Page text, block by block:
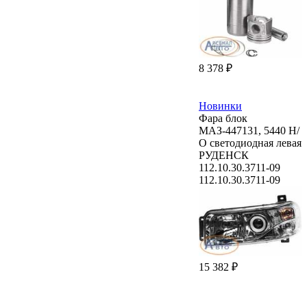
8 378 ₽
Новинки
Фара блок
МАЗ-447131, 5440 Н/
О светодиодная левая
РУДЕНСК
112.10.30.3711-09
112.10.30.3711-09
15 382 ₽